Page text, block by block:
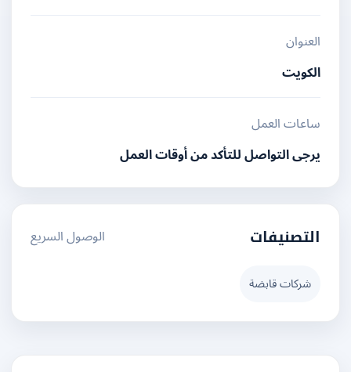
العنوان
الكويت
ساعات العمل
يرجى التواصل للتأكد من أوقات العمل
التصنيفات الوصول السريع
شركات قابضة